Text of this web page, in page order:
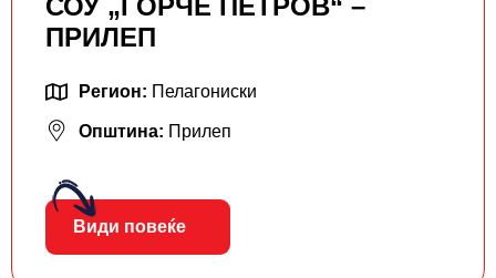
СОУ „ЃОРЧЕ ПЕТРОВ“ –
ПРИЛЕП
Регион: Пелагониски
Општина: Прилеп
Види повеќе